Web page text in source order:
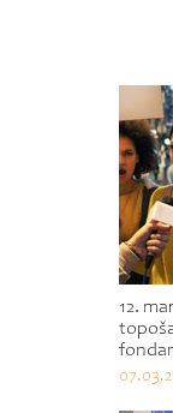
12.